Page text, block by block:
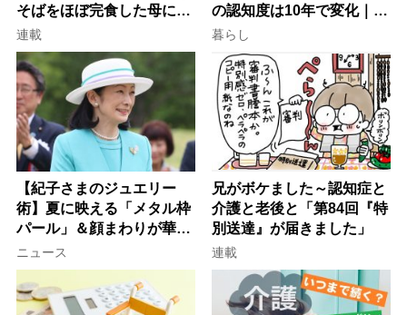
そばをほぼ完食した母に息
子が血の気が引いた理由
連載
の認知度は10年で変化｜流
行語大賞にノミネート、法
律にも明記されたが果たし
て現在は？
暮らし
【紀子さまのジュエリー
術】夏に映える「メタル枠
パール」＆顔まわりが華や
ぐ「揺れる一粒」の使い分
け方
ニュース
兄がボケました～認知症と
介護と老後と「第84回『特
別送達』が届きました」
連載